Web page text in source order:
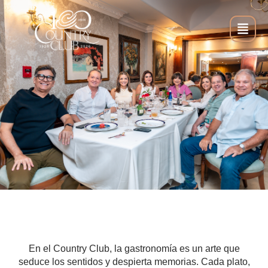
En el Country Club, la gastronomía es un arte que
seduce los sentidos y despierta memorias. Cada plato,